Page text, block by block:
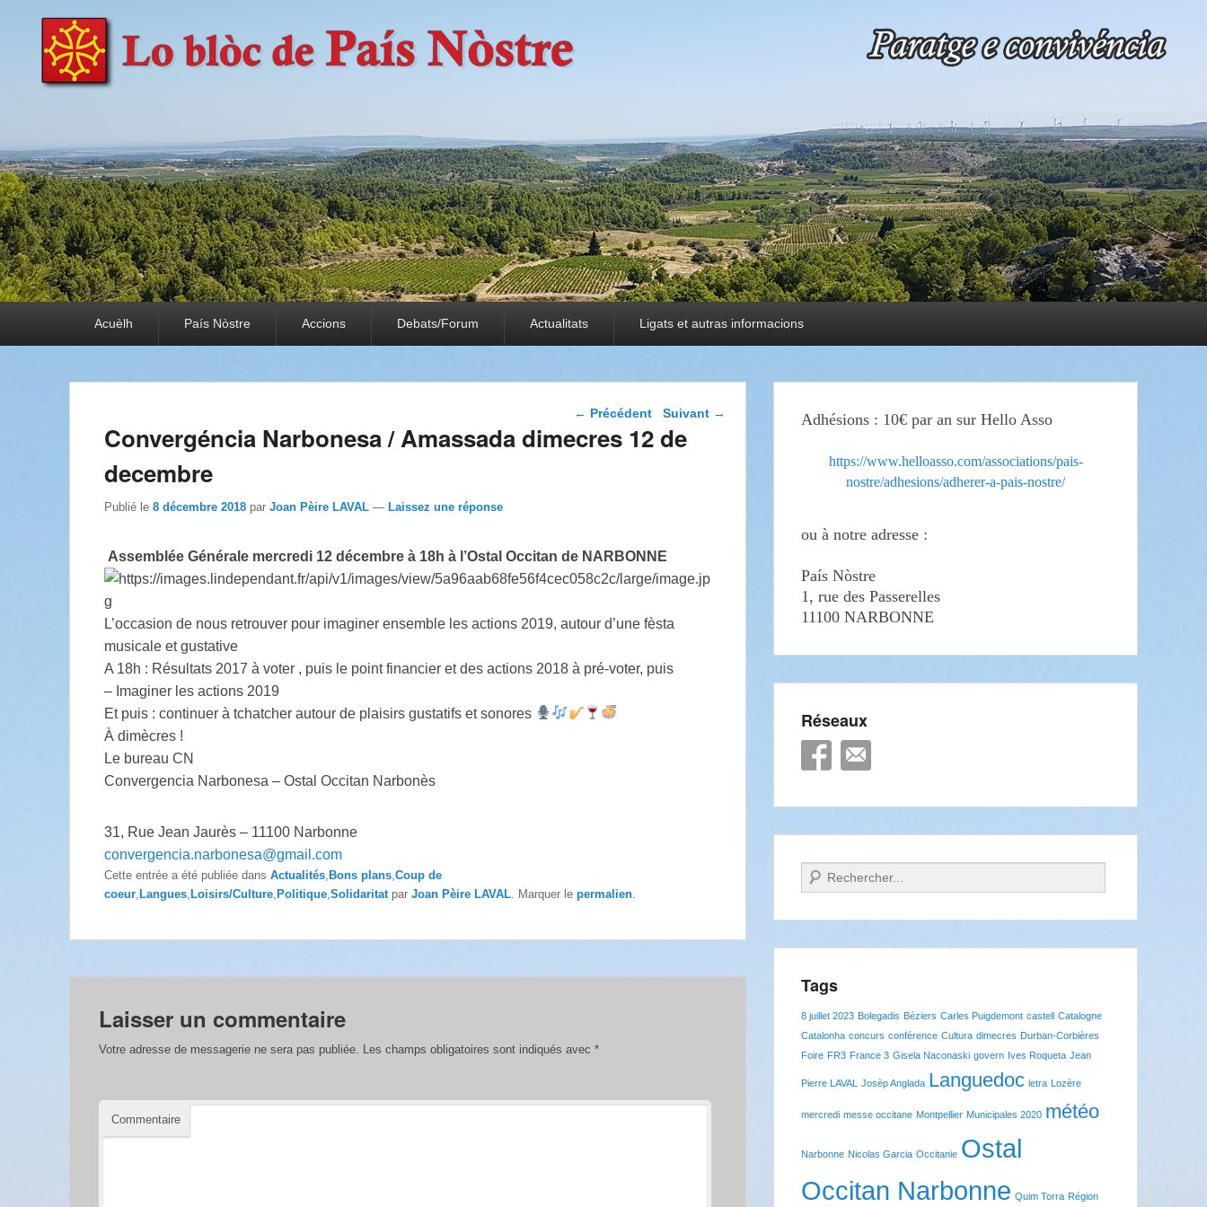
País Nòstre
Paratge e Convivència
Acuèlh País Nòstre Accions Debats/Forum Actualitats Ligats et autras informacions
Navigation dans les
← Précédent Suivant →
Convergéncia Narbonesa / Amassada dimecres 12 de
decembre
Publié le 8 décembre 2018 par Joan Pèire LAVAL — Laissez une réponse
Assemblée Générale mercredi 12 décembre à 18h à l’Ostal Occitan de NARBONNE
L’occasion de nous retrouver pour imaginer ensemble les actions 2019, autour d’une fèsta
musicale et gustative
A 18h : Résultats 2017 à voter , puis le point financier et des actions 2018 à pré-voter, puis
– Imaginer les actions 2019
Et puis : continuer à tchatcher autour de plaisirs gustatifs et sonores
À dimècres !
Le bureau CN
Convergencia Narbonesa – Ostal Occitan Narbonès
31, Rue Jean Jaurès – 11100 Narbonne
convergencia.narbonesa@gmail.com
Cette entrée a été publiée dans Actualités Bons plans Coup de
coeur Langues Loisirs/Culture Politique Solidaritat par Joan Pèire LAVAL . Marquer le permalien
Laisser un commentaire
Votre adresse de messagerie ne sera pas publiée. Les champs obligatoires sont indiqués avec *
Commentaire
Adhésions : 10€ par an sur Hello Asso
https://www.helloasso.com/associations/pais-
nostre/adhesions/adherer-a-pais-nostre/
ou à notre adresse :
País Nòstre
1, rue des Passerelles
11100 NARBONNE
Réseaux
Recherche
Tags
8 juillet 2023 Bolegadis Béziers Carles Puigdemont castell Catalogne
Catalonha concurs conférence Cultura dimecres Durban-Corbières
Foire FR3 France 3 Gisela Naconaski govern Ives Roqueta Jean
Pierre LAVAL Josèp Anglada Languedoc letra Lozère
mercredi messe occitane Montpellier Municipales 2020 météo
Narbonne Nicolas Garcia Occitanie Ostal
Occitan Narbonne Quim Torra Région